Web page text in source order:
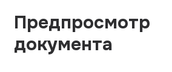
Предпросмотр
документа